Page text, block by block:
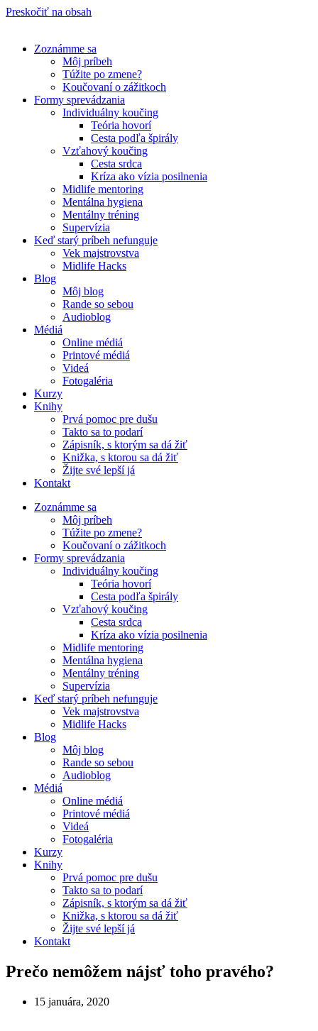
Preskočiť na obsah
Zoznámme sa
Môj príbeh
Túžite po zmene?
Koučovaní o zážitkoch
Formy sprevádzania
Individuálny koučing
Teória hovorí
Cesta podľa špirály
Vzťahový koučing
Cesta srdca
Kríza ako vízia posilnenia
Midlife mentoring
Mentálna hygiena
Mentálny tréning
Supervízia
Keď starý príbeh nefunguje
Vek majstrovstva
Midlife Hacks
Blog
Môj blog
Rande so sebou
Audioblog
Médiá
Online médiá
Printové médiá
Videá
Fotogaléria
Kurzy
Knihy
Prvá pomoc pre dušu
Takto sa to podarí
Zápisník, s ktorým sa dá žiť
Knižka, s ktorou sa dá žiť
Žijte své lepší já
Kontakt
Zoznámme sa
Môj príbeh
Túžite po zmene?
Koučovaní o zážitkoch
Formy sprevádzania
Individuálny koučing
Teória hovorí
Cesta podľa špirály
Vzťahový koučing
Cesta srdca
Kríza ako vízia posilnenia
Midlife mentoring
Mentálna hygiena
Mentálny tréning
Supervízia
Keď starý príbeh nefunguje
Vek majstrovstva
Midlife Hacks
Blog
Môj blog
Rande so sebou
Audioblog
Médiá
Online médiá
Printové médiá
Videá
Fotogaléria
Kurzy
Knihy
Prvá pomoc pre dušu
Takto sa to podarí
Zápisník, s ktorým sa dá žiť
Knižka, s ktorou sa dá žiť
Žijte své lepší já
Kontakt
Prečo nemôžem nájsť toho pravého?
15 januára, 2020